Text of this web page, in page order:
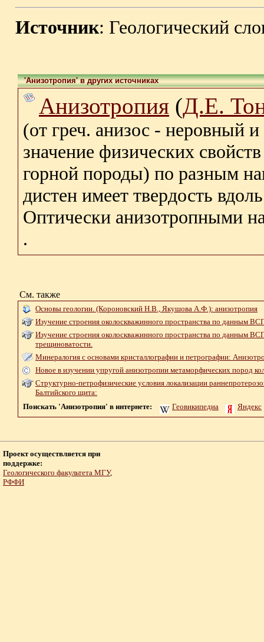
Источник: Геологический
'Анизотропия' в других источниках
Анизотропия (Д.Е.
(от греч. анизос - неровный
значение физических
горной породы) по разным
дистен имеет твердость
Оптически анизотропными
.
См. также
Основы геологии. (Короновский Н.В., Якушова А.Ф.): анизотропия
Изучение строения околоскважинного пространства по данным
Изучение строения околоскважинного пространства по данным
трещиноватости.
Минералогия с основами кристаллографии и петрографии:
Новое в изучении упругой анизотропии метаморфических пород
Структурно-петрофизические условия локализации
Балтийского щита:
Поискать 'Анизотропия' в интернете:
Геовикипедиа Яндекс
Проект осуществляется при
поддержке:
Геологического факультета МГУ,
РФФИ